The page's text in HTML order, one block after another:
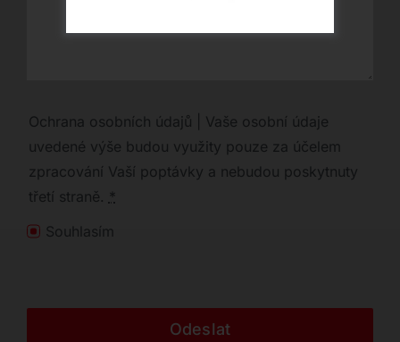
Ochrana osobních údajů | Vaše osobní údaje
uvedené výše budou využity pouze za účelem
zpracování Vaší poptávky a nebudou poskytnuty
třetí straně. *
Souhlasím
Odeslat